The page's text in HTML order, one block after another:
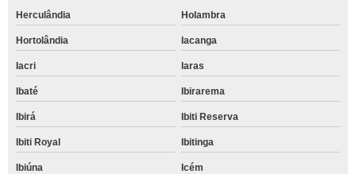
Herculândia Holambra
Hortolândia Iacanga
Iacri Iaras
Ibaté Ibirarema
Ibirá Ibiti Reserva
Ibiti Royal Ibitinga
Ibiúna Icém